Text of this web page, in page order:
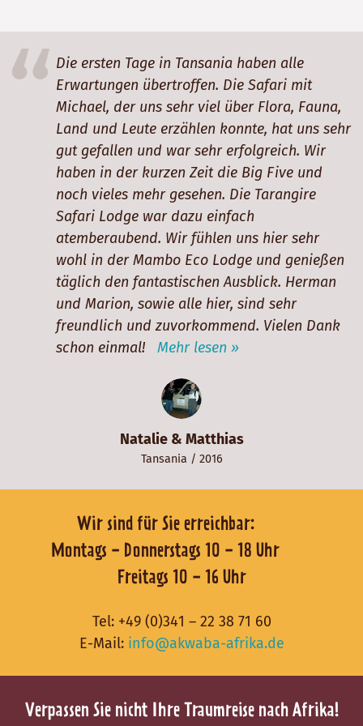
Natalie & Matthias
Tansania / 2016
Die ersten Tage in Tansania haben alle
Erwartungen übertroffen. Die Safari mit
Michael, der uns sehr viel über Flora, Fauna,
Land und Leute erzählen konnte, hat uns sehr
gut gefallen und war sehr erfolgreich. Wir
haben in der kurzen Zeit die Big Five und
noch vieles mehr gesehen. Die Tarangire
Safari Lodge war dazu einfach
atemberaubend. Wir fühlen uns hier sehr
wohl in der Mambo Eco Lodge und genießen
täglich den fantastischen Ausblick. Herman
und Marion, sowie alle hier, sind sehr
freundlich und zuvorkommend. Vielen Dank
schon einmal! Mehr lesen »
Wir sind für Sie erreichbar:
Montags - Donnerstags 10 - 18 Uhr
Freitags 10 - 16 Uhr
Tel: +49 (0)341 – 22 38 71 60
E-Mail: info@akwaba-afrika.de
Verpassen Sie nicht Ihre Traumreise nach Afrika!